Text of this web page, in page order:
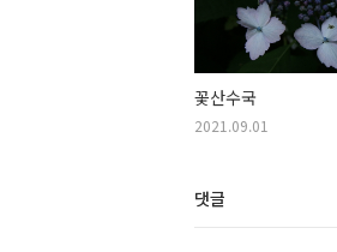
꽃산수국
2021.09.01
댓글